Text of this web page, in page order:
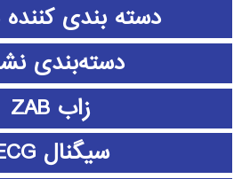
دسته بندی
دسته‌بندی
زاب ZAB
سیگنال ECG